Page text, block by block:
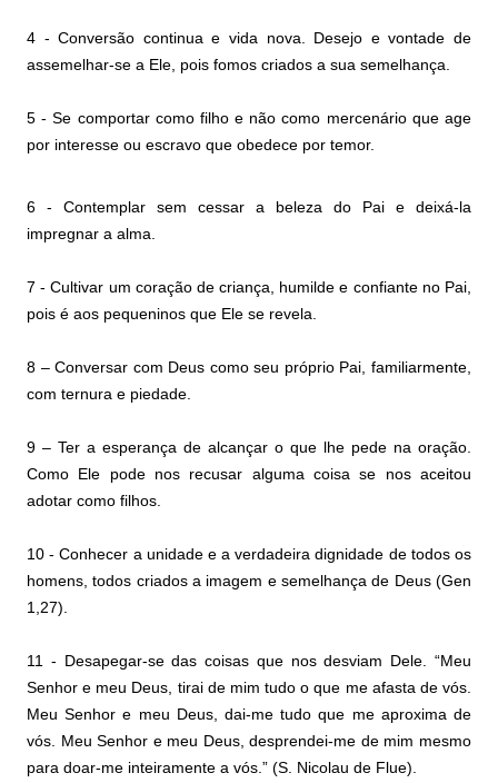
4 - Conversão continua e vida nova. Desejo e vontade de
assemelhar-se a Ele, pois fomos criados a sua semelhança.
5 - Se comportar como filho e não como mercenário que age
por interesse ou escravo que obedece por temor.
6 - Contemplar sem cessar a beleza do Pai e deixá-la
impregnar a alma.
7 - Cultivar um coração de criança, humilde e confiante no Pai,
pois é aos pequeninos que Ele se revela.
8 – Conversar com Deus como seu próprio Pai, familiarmente,
com ternura e piedade.
9 – Ter a esperança de alcançar o que lhe pede na oração.
Como Ele pode nos recusar alguma coisa se nos aceitou
adotar como filhos.
10 - Conhecer a unidade e a verdadeira dignidade de todos os
homens, todos criados a imagem e semelhança de Deus (Gen
1,27).
11 - Desapegar-se das coisas que nos desviam Dele. “Meu
Senhor e meu Deus, tirai de mim tudo o que me afasta de vós.
Meu Senhor e meu Deus, dai-me tudo que me aproxima de
vós. Meu Senhor e meu Deus, desprendei-me de mim mesmo
para doar-me inteiramente a vós.” (S. Nicolau de Flue).